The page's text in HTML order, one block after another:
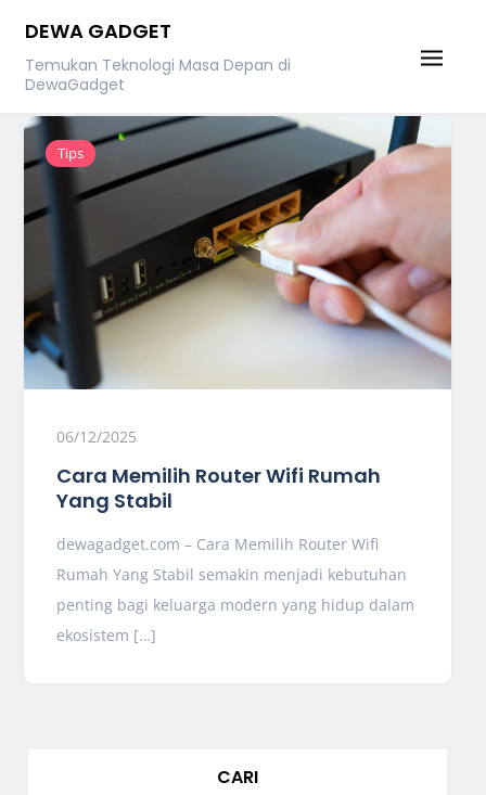
content
DEWA GADGET
Temukan Teknologi Masa Depan di
DewaGadget
Tips
06/12/2025
Cara Memilih Router Wifi Rumah
Yang Stabil
dewagadget.com – Cara Memilih Router Wifi
Rumah Yang Stabil semakin menjadi kebutuhan
penting bagi keluarga modern yang hidup dalam
ekosistem […]
CARI